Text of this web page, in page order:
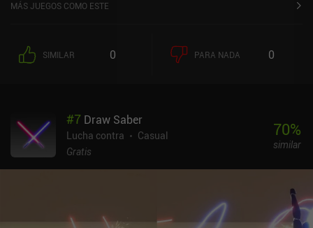
MÁS JUEGOS COMO ESTE
SIMILAR 0 PARA NADA 0
#7 Draw Saber
Lucha contra
Casual
Gratis
70%
similar